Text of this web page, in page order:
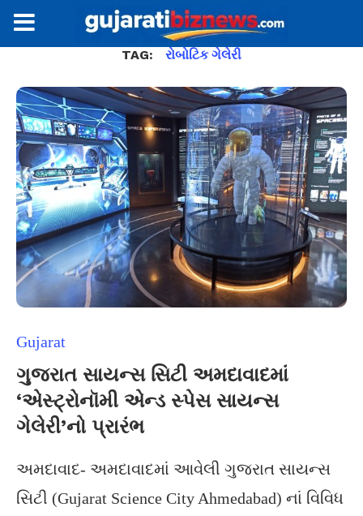
TAG: રોબોટિક ગેલેરી
Gujarat
ગુજરાત સાયન્સ સિટી અમદાવાદમાં
‘એસ્ટ્રોનૉમી એન્ડ સ્પેસ સાયન્સ
ગેલેરી’નો પ્રારંભ
અમદાવાદ- અમદાવાદમાં આવેલી ગુજરાત સાયન્સ
સિટી (Gujarat Science City Ahmedabad) નાં વિવિધ